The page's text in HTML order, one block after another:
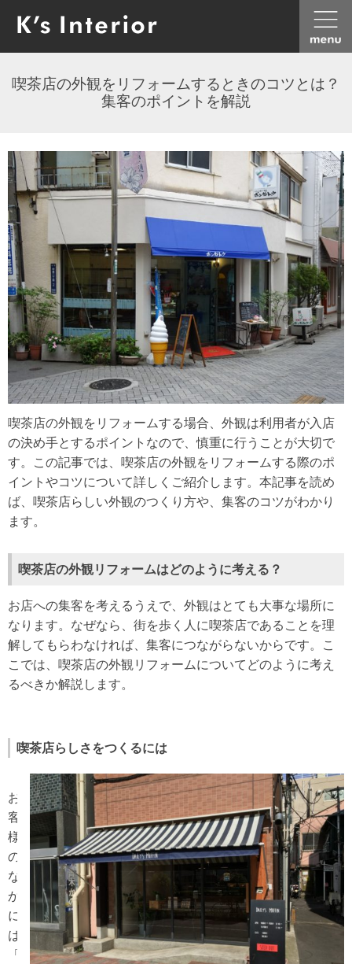
喫茶店の外観をリフォームするときのコツとは？
集客のポイントを解説
喫茶店の外観をリフォームする場合、外観は利用者が入店
の決め手とするポイントなので、慎重に行うことが大切で
す。この記事では、喫茶店の外観をリフォームする際のポ
イントやコツについて詳しくご紹介します。本記事を読め
ば、喫茶店らしい外観のつくり方や、集客のコツがわかり
ます。
喫茶店の外観リフォームはどのように考える？
お店への集客を考えるうえで、外観はとても大事な場所に
なります。なぜなら、街を歩く人に喫茶店であることを理
解してもらわなければ、集客につながらないからです。こ
こでは、喫茶店の外観リフォームについてどのように考え
るべきか解説します。
喫茶店らしさをつくるには
お
客
様
の
な
か
に
は、
「喫